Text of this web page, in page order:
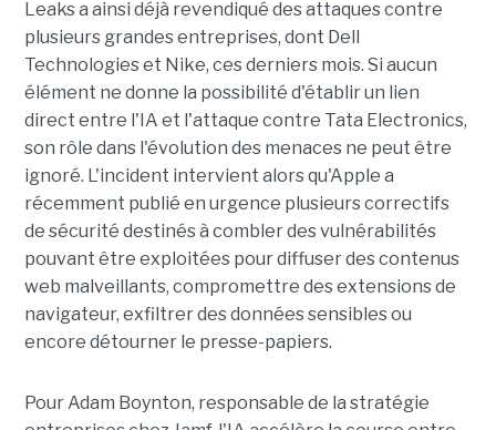
Leaks a ainsi déjà revendiqué des attaques contre
plusieurs grandes entreprises, dont Dell
Technologies et Nike, ces derniers mois. Si aucun
élément ne donne la possibilité d'établir un lien
direct entre l'IA et l'attaque contre Tata Electronics,
son rôle dans l'évolution des menaces ne peut être
ignoré. L'incident intervient alors qu'Apple a
récemment publié en urgence plusieurs correctifs
de sécurité destinés à combler des vulnérabilités
pouvant être exploitées pour diffuser des contenus
web malveillants, compromettre des extensions de
navigateur, exfiltrer des données sensibles ou
encore détourner le presse-papiers.
PourAdam Boynton, responsable de la stratégie